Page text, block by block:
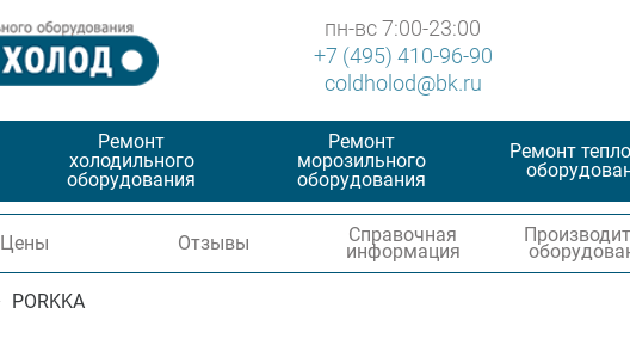
пн-вс 7:00-23:00
+7 (495) 410-96-90
coldholod@bk.ru
Ремонт
холодильного
оборудования
Ремонт
морозильного
оборудования
Ремонт
Цены Отзывы Справочная
информация
PORKKA